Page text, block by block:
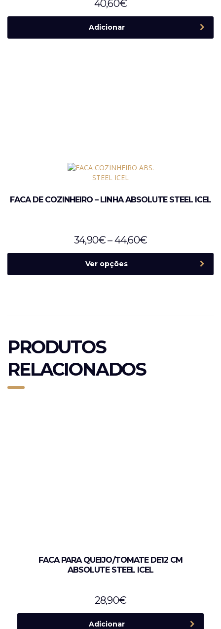
40,60€
Adicionar
FACA DE COZINHEIRO – LINHA ABSOLUTE STEEL ICEL
34,90€–44,60€
Ver opções
PRODUTOS
RELACIONADOS
FACA PARA QUEIJO/TOMATE DE12 CM
ABSOLUTE STEEL ICEL
28,90€
Adicionar